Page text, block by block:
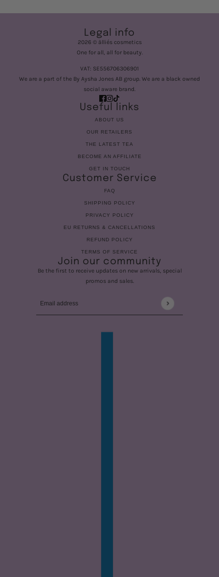
Legal info
2026 © älliés cosmetics
One for all, all for beauty.
VAT: SE556706306901
We are a part of the By Aysha Jones AB group. We are a black owned
social aware brand.
Useful links
ABOUT US
OUR RETAILERS
THE LATEST TEA
BECOME AN AFFILIATE
GET IN TOUCH
Customer Service
FAQ
SHIPPING POLICY
PRIVACY POLICY
EU RETURNS & CANCELLATIONS
REFUND POLICY
TERMS OF SERVICE
Join our community
Be the first to receive updates on new arrivals, special
promos and sales.
Email address
This site is protected by hCaptcha and the hCaptcha